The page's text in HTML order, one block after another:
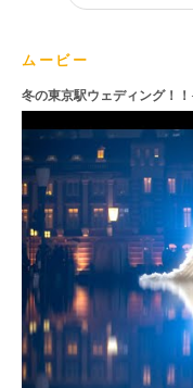
ムービー
冬の東京駅ウェディング！